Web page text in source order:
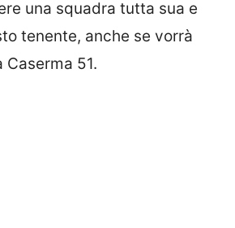
una squadra tutta sua e
tenente, anche se vorrà
51.